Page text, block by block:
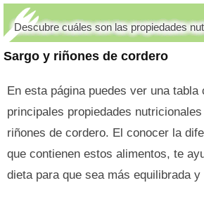
Sargo y riñones de cordero
Descubre cuáles son las propiedades
En esta página puedes ver una
principales propiedades
riñones de cordero. El conocer la
que contienen estos alimentos, te
dieta para que sea más equilibrada y